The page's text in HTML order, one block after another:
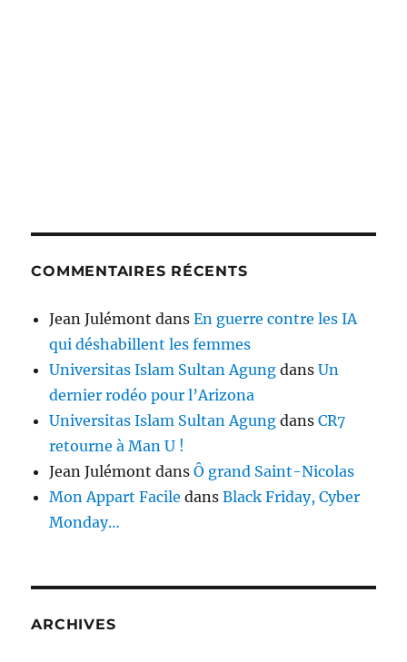
COMMENTAIRES RÉCENTS
Jean Julémont dansEn guerre contre les IA
qui déshabillent les femmes
Universitas Islam Sultan Agung dansUn
dernier rodéo pour l’Arizona
Universitas Islam Sultan Agung dansCR7
retourne à Man U !
Jean Julémont dansÔ grand Saint-Nicolas
Mon Appart Facile dansBlack Friday, Cyber
Monday…
ARCHIVES